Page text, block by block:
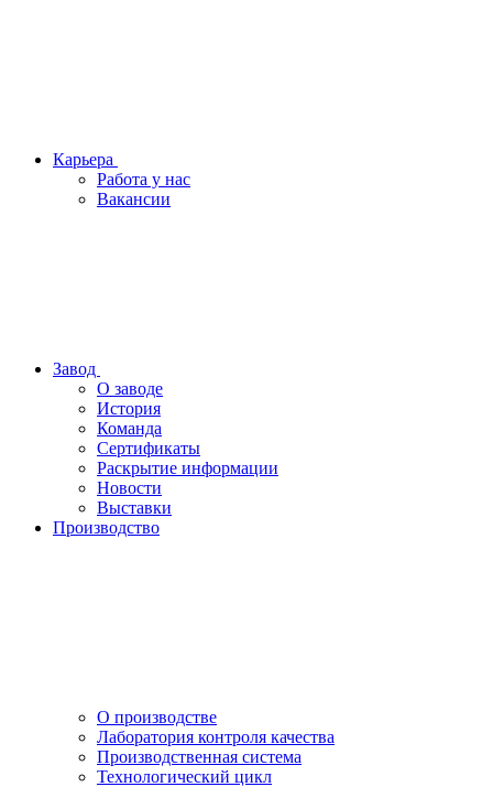
Карьера
Работа у нас
Вакансии
Завод
О заводе
История
Команда
Сертификаты
Раскрытие информации
Новости
Выставки
Производство
О производстве
Лаборатория контроля качества
Производственная система
Технологический цикл